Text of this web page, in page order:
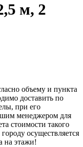
м, 2
объему и пункта
доставить по
при его
менеджером для
стоимости такого
осуществляется
на этажи!